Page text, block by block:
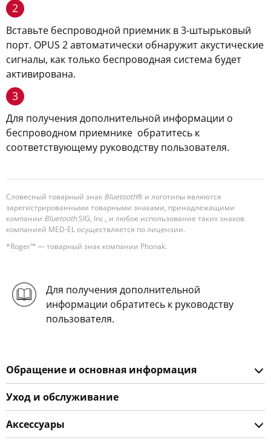
2
Вставьте беспроводной приемник в 3-штырьковый
порт. OPUS 2 автоматически обнаружит акустические
сигналы, как только беспроводная система будет
активирована.
3
Для получения дополнительной информации о
беспроводном приемнике обратитесь к
соответствующему руководству пользователя.
Словесный товарный знак Bluetooth® и логотипы являются
зарегистрированными товарными знаками, принадлежащими
компании BluetoothSIG, Inc., и любое использование таких знаков
компанией MED-EL осуществляется по лицензии.
*Roger™ — товарный знак компании Phonak.
Для получения дополнительной
информации обратитесь к руководству
пользователя.
Обращение и основная информация
Уход и обслуживание
Аксессуары